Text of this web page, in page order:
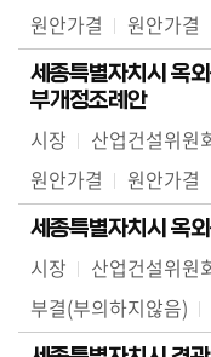
원안가결
원안가결
세종특별자치시 옥
부개정조례안
시장
산업건설위원
원안가결
원안가결
세종특별자치시 옥
시장
산업건설위원
부결(부의하지않음)